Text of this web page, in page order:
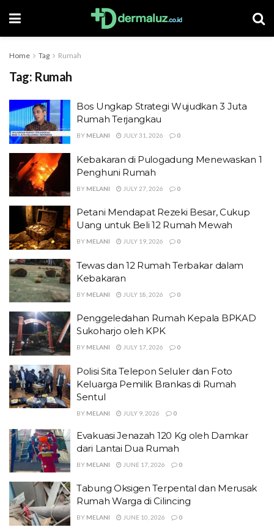
Home Tag Rumah
Tag: Rumah
Bos Ungkap Strategi Wujudkan 3 Juta
Rumah Terjangkau
BY MELANI JULY 31, 2026 0
Kebakaran di Pulogadung Menewaskan 1
Penghuni Rumah
BY MELANI JULY 27, 2026 0
Petani Mendapat Rezeki Besar, Cukup
Uang untuk Beli 12 Rumah Mewah
BY MELANI JULY 19, 2026 0
Tewas dan 12 Rumah Terbakar dalam
Kebakaran
BY MELANI JULY 18, 2026 0
Penggeledahan Rumah Kepala BPKAD
Sukoharjo oleh KPK
BY MELANI JULY 17, 2026 0
Polisi Sita Telepon Seluler dan Foto
Keluarga Pemilik Brankas di Rumah
Sentul
BY MELANI JULY 9, 2026 0
Evakuasi Jenazah 120 Kg oleh Damkar
dari Lantai Dua Rumah
BY MELANI JUNE 17, 2026 0
Tabung Oksigen Terpental dan Merusak
Rumah Warga di Cilincing
BY MELANI JUNE 10, 2026 0